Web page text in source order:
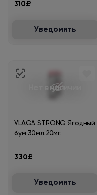
310₽
Уведомить
Нет в наличии
VLAGA STRONG Ягодный
бум 30мл.20мг.
330₽
Уведомить